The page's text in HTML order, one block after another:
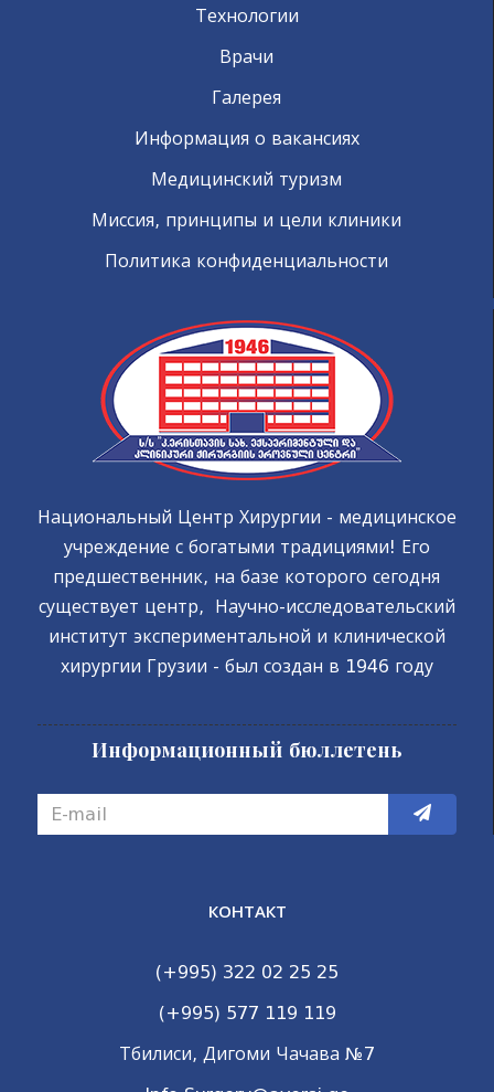
Технологии
Врачи
Галерея
Информация о вакансиях
Медицинский туризм
Миссия, принципы и цели клиники
Политика конфиденциальности
Национальный Центр Хирургии - медицинское
учреждение с богатыми традициями! Его
предшественник, на базе которого сегодня
существует центр, Научно-исследовательский
институт экспериментальной и клинической
хирургии Грузии - был создан в 1946 году
Информационный бюллетень
КОНТАКТ
(+995) 322 02 25 25
(+995) 577 119 119
Тбилиси, Дигоми Чачава №7